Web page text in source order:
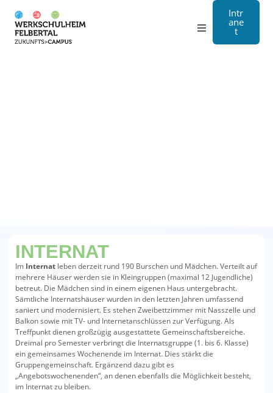
Intr
ane
t
INTERNAT
Im Internat leben derzeit rund 190 Burschen und Mädchen. Verteilt auf
mehrere Häuser werden sie in Kleingruppen (maximal 12 Jugendliche)
betreut. Die Mädchen sind in einem eigenen Haus untergebracht.
Sämtliche Internatshäuser wurden in den letzten Jahren umfassend
saniert und modernisiert. Es stehen Zweibettzimmer mit Nasszelle und
Balkon sowie mit TV- und Internetanschlüssen zur Verfügung. Als
Treffpunkt dienen großzügig ausgestattete Gemeinschaftsbereiche.
Dreimal pro Semester verbringt die Internatsgruppe (1. bis 6. Klasse)
ein gemeinsames Wochenende im Internat. Dies stärkt die
Gruppengemeinschaft. Ergänzend dazu gibt es
„Angebotswochenenden“, an denen ebenfalls die Möglichkeit besteht,
im Internat zu bleiben.